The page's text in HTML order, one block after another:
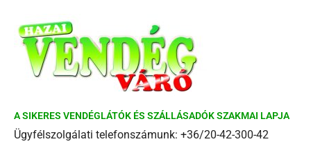
A SIKERES VENDÉGLÁTÓK ÉS SZÁLLÁSADÓK SZAKMAI LAPJA
Ügyfélszolgálati telefonszámunk: +36/20-42-300-42